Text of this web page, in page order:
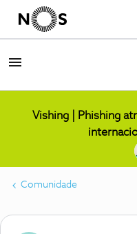
Vishing | Phishing
Comunidade